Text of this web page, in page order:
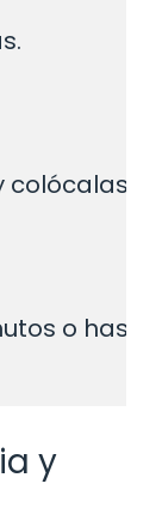
colócalas
o
y